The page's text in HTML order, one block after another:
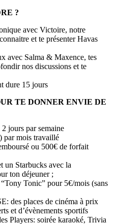
?
avec Victoire, notre
et te présenter Havas
avec Salma & Maxence, tes
nos discussions et te
dure 15 jours
TE DONNER ENVIE DE
jours par semaine
par mois travaillé
ou 500€ de forfait
un Starbucks avec la
ton déjeuner ;
Tonic” pour 5€/mois (sans
des places de cinéma à prix
et d’évènements sportifs
Players: soirée karaoké, Trivia